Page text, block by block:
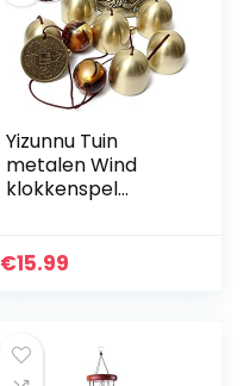
Yizunnu Tuin
metalen Wind
klokkenspel
Woondecoratie 40
€15.99